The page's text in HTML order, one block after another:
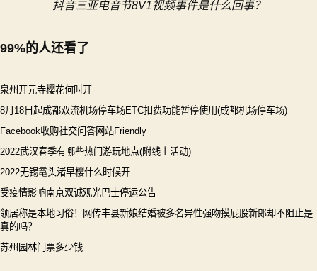
抖音三亚电音节8V1视频事件是什么回事？
99%的人还看了
泉州开元寺樱花何时开
8月18日起成都双流机场停车场ETC扣费功能暂停使用(成都机场停车场)
Facebook收购社交问答网站Friendly
2022武汉春季有哪些热门游玩地点(附线上活动)
2022无锡鼋头渚早樱什么时候开
受疫情影响南京双诚观光巴士停运公告
领居称是本地习俗！网传丰县新娘结婚被多名异性强吻摸屁股新郎却不阻止是
真的吗？
苏州园林门票多少钱